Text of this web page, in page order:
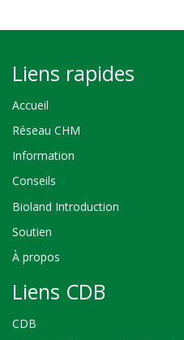
Liens rapides
Accueil
Réseau CHM
Information
Conseils
Bioland Introduction
Soutien
À propos
Liens CDB
CDB